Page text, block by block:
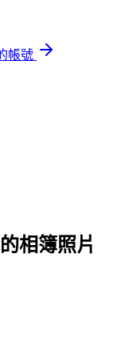
帳號
相簿照片